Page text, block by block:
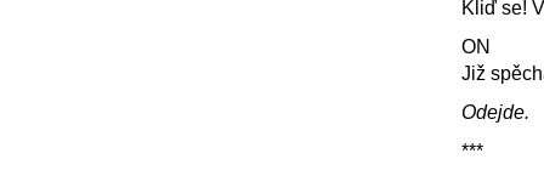
Kliď se!
ON
Již
Odejde.
***